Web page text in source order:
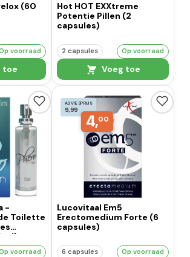
(60
voorraad
toe
Hot HOT EXXtreme
Potentie Pillen (2
capsules)
2 capsules Op voorraad
Voeg toe
-
Toilette
ml)
voorraad
ADVIESPRIJS
9,99
4,00
Lucovitaal Em5
Erectomedium Forte (6
capsules)
6 capsules Op voorraad